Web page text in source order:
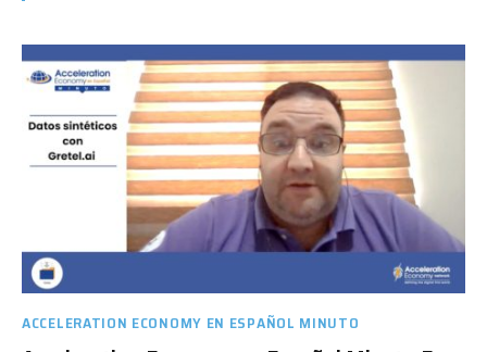
ACCELERATION ECONOMY EN ESPAÑOL MINUTO